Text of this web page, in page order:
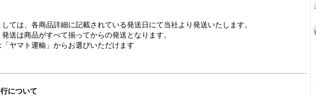
ては、各商品詳細に記載されている発送日にて当社より発送いたします。
送は商品がすべて揃ってからの発送となります。
ヤマト運輸」からお選びいただけます
について